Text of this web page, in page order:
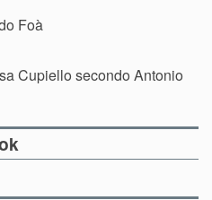
Foà
Cupiello secondo Antonio